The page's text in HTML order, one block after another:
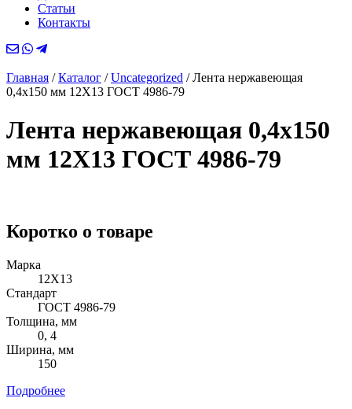
Статьи
Контакты
Главная /Каталог /Uncategorized /Лента нержавеющая
0,4х150 мм 12Х13 ГОСТ 4986-79
Лента нержавеющая 0,4х150
мм 12Х13 ГОСТ 4986-79
Коротко о товаре
Марка
12Х13
Стандарт
ГОСТ 4986-79
Толщина, мм
0, 4
Ширина, мм
150
Подробнее